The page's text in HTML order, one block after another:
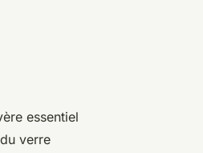
essentiel
verre